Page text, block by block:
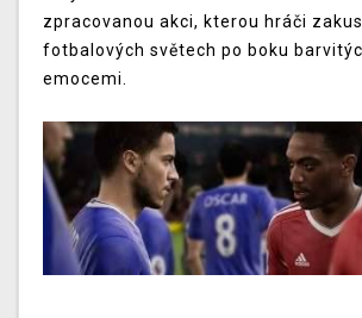
zpracovanou akci, kterou hráči
fotbalových světech po boku
emocemi.